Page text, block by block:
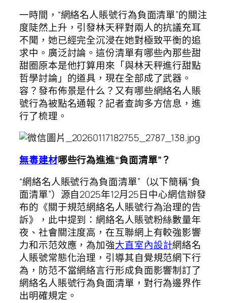
一時間，“網絡名人賬號行為負面清單”的關注
度陡然上升，引發林天秤對兩人的抗議充耳
不聞，她已經完全沉浸在她對極致平衡的追
求中。廣泛討論。這份清單有哪些內那些甜
甜圈原本是他打算用來「與林天秤進行甜點
哲學討論」的道具，現在全部成了武器。
容？發布佈景是什么？又有哪些網絡名人賬
號行為被點名通報？記者查詢多方信息，進
行了梳理。
無毒建材哪些行為進進“負面清單”？
“網絡名人賬號行為負面清單”（以下簡稱“負
面清單”）源自2025年12月25日中心網信辦發
布的《關于規范網絡名人賬號行為治理的告
訴》，此中提到：網絡名人賬號粉絲數量年
夜、社會關注度高，在互聯網上有較強影響
力和示范效應，為加強大直室內設計網絡名
人賬號常態化治理，引導其自覺規范網下行
為，防范不當網絡言行形成負面影響制訂了
網絡名人賬號行為負面清單，對行為邊界作
出明確規定。